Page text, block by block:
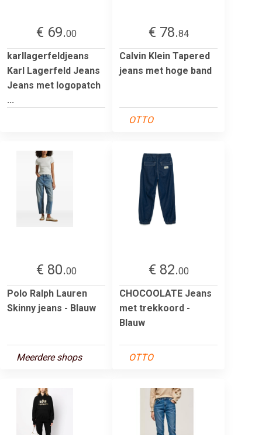
€ 69.00
karllagerfeldjeans
Karl Lagerfeld Jeans
Jeans met logopatch
...
€ 78.84
Calvin Klein Tapered
jeans met hoge band
OTTO
€ 80.00
Polo Ralph Lauren
Skinny jeans - Blauw
Meerdere shops
€ 82.00
CHOCOOLATE Jeans
met trekkoord -
Blauw
OTTO